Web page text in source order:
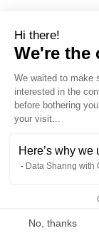
4/8/2026
Règlement
Qu'est-ce que
sur
Hi there!
We're the
We waited to make
interested in the
before bothering
your visit...
Here’s why we
Data Sharing with
No, thanks